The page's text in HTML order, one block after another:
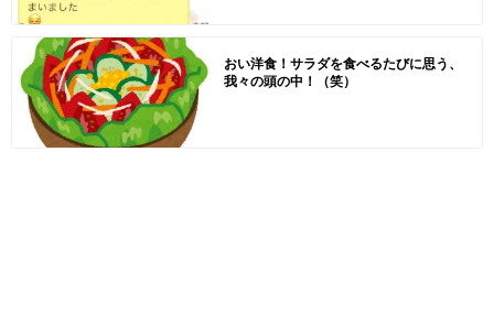
おい洋食！サラダを食べるたびに思う、
我々の頭の中！（笑）